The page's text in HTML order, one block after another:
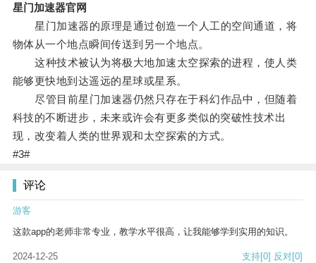
星门加速器官网
星门加速器的原理是通过创造一个人工的空间通道，将
物体从一个地点瞬间传送到另一个地点。
这种技术被认为将极大地加速太空探索的进程，使人类
能够更快地到达遥远的星球或星系。
尽管目前星门加速器仍然只存在于科幻作品中，但随着
科技的不断进步，未来或许会有更多类似的突破性技术出
现，改变着人类的世界观和太空探索的方式。
#3#
评论
游客
这款app的老师非常专业，教学水平很高，让我能够学到实用的知识。
2024-12-25 支持[0] 反对[0]